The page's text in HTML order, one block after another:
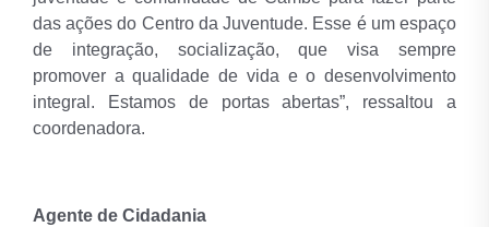
das ações do Centro da Juventude. Esse é um espaço
de integração, socialização, que visa sempre
promover a qualidade de vida e o desenvolvimento
integral. Estamos de portas abertas”, ressaltou a
coordenadora.
Agente de Cidadania